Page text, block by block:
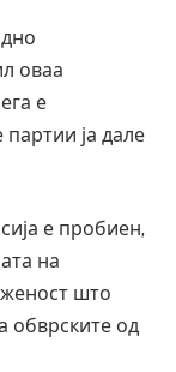
оваа
е
ја дале
е пробиен,
на
што
обврските од